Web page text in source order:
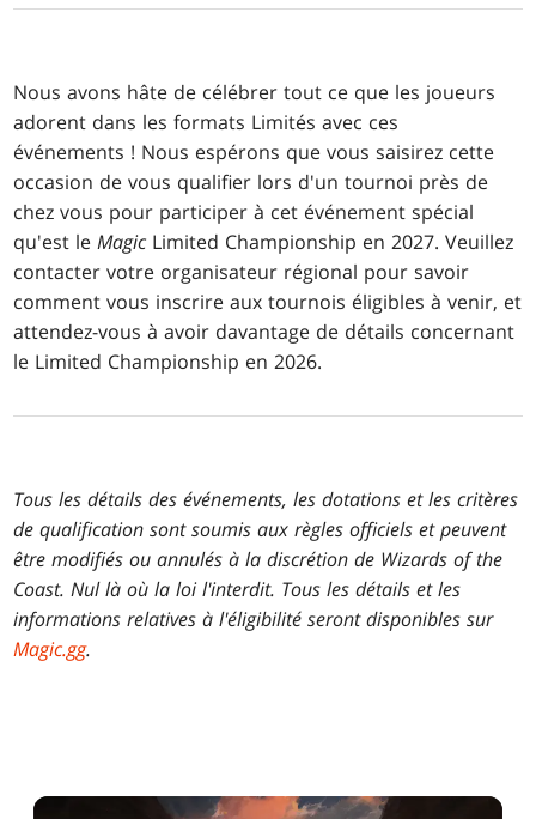
Nous avons hâte de célébrer tout ce que les joueurs
adorent dans les formats Limités avec ces
événements ! Nous espérons que vous saisirez cette
occasion de vous qualifier lors d'un tournoi près de
chez vous pour participer à cet événement spécial
qu'est leMagic Limited Championship en 2027. Veuillez
contacter votre organisateur régional pour savoir
comment vous inscrire aux tournois éligibles à venir, et
attendez-vous à avoir davantage de détails concernant
le Limited Championship en 2026.
Tous les détails des événements, les dotations et les critères
de qualification sont soumis aux règles officiels et peuvent
être modifiés ou annulés à la discrétion de Wizards of the
Coast. Nul là où la loi l'interdit. Tous les détails et les
informations relatives à l'éligibilité seront disponibles sur
Magic.gg.